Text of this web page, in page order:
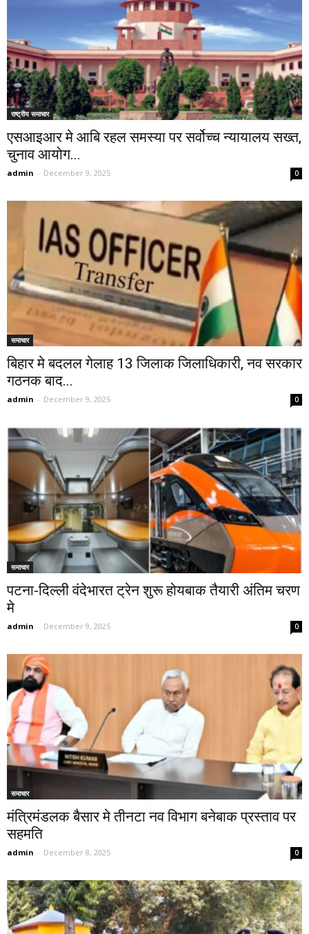
राष्ट्रीय समाचार
एसआइआर मे आबि रहल समस्या पर सर्वोच्च न्यायालय सख्त,
चुनाव आयोग...
admin - December 9, 2025 0
समाचार
बिहार मे बदलल गेलाह 13 जिलाक जिलाधिकारी, नव सरकार
गठनक बाद...
admin - December 9, 2025 0
समाचार
पटना-दिल्ली वंदेभारत ट्रेन शुरू होयबाक तैयारी अंतिम चरण
मे
admin - December 9, 2025 0
समाचार
मंत्रिमंडलक बैसार मे तीनटा नव विभाग बनेबाक प्रस्ताव पर
सहमति
admin - December 8, 2025 0